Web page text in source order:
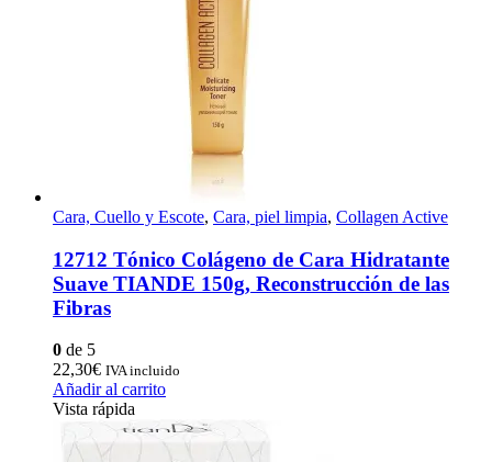
Cara, Cuello y Escote, Cara, piel limpia, Collagen Active
12712 Tónico Colágeno de Cara Hidratante
Suave TIANDE 150g, Reconstrucción de las
Fibras
0 de 5
22,30€ IVA incluido
Añadir al carrito
Vista rápida